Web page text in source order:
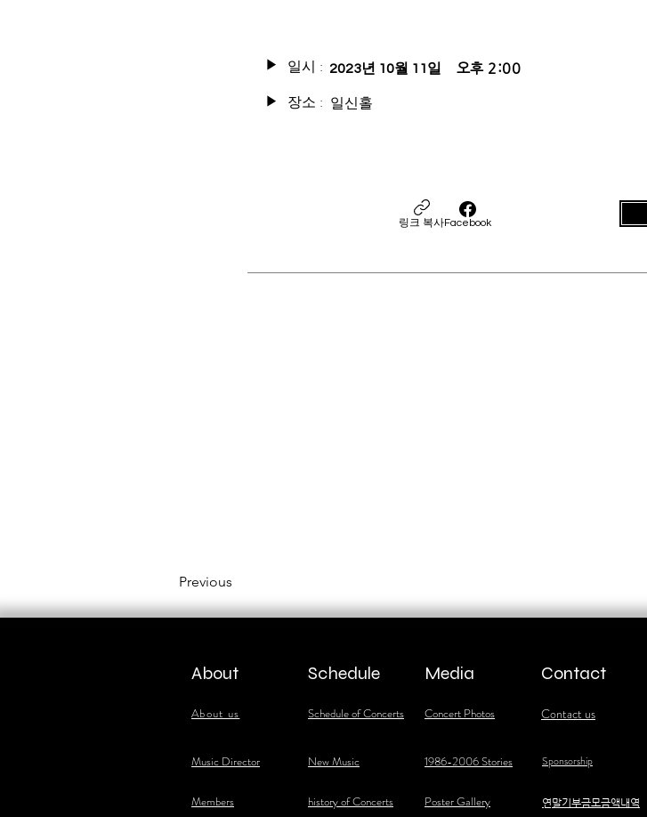
오후 2:00
일신홀
장소 :
▶
▶ 일시 : 2023년 10월 11일
링크 복사Facebook
Previous
About
About us
​Music Director
​Members
Schedule
Schedule of Concerts
Media
Concert Photos
Contact
Contact us
New Music 1986-2006 Stories Sponsorship
history of Concerts Poster Gallery ​연말기부금모금액내역